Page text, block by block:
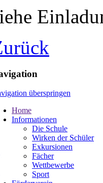
überspringen
Home
Informationen
Die Schule
Wirken der Schüler
Exkursionen
Fächer
Wettbewerbe
Sport